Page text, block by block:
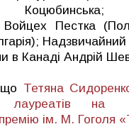
Коцюбинська;
Войцех Пестка
в Канаді Андрій
Тетяна
лауреатів на
ім. М. Гоголя